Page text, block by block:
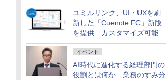
AI ASSIST」を9月より提供
ユミルリンク、UI・UXを刷
新した「Cuenote FC」新版
を提供 カスタマイズ可能な
ダッシュボード画面を搭載
イベント
AI時代に進化する経理部門の
役割とは何か 業務のすみ分